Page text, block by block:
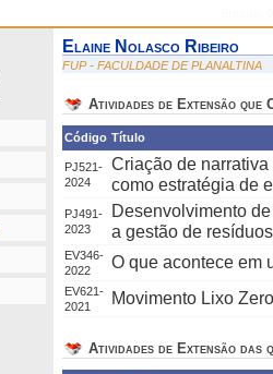
Elaine Nolasco Ribeiro
FUP - FACULDADE DE PLANALTINA
Atividades de Extensão que
Código Título
PJ521-
2024
Criação de
como estratégia de
PJ491-
2023
Desenvolvimento
a gestão de
EV346-
2022
O que acontece em
EV621-
2021
Movimento Lixo
Atividades de Extensão das